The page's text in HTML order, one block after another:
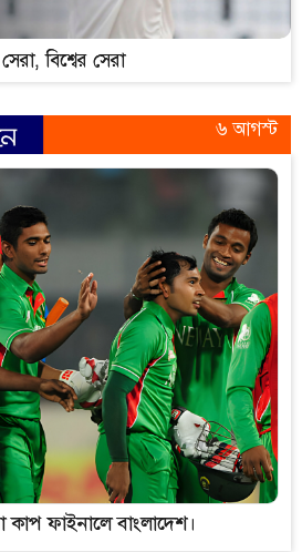
বিশ্বের সেরা
৬ আগস্ট
ফাইনালে বাংলাদেশ।